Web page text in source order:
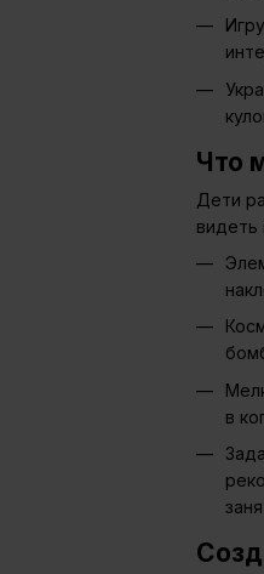
Что
Дети
видеть
в